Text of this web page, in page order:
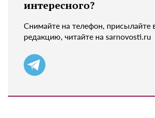
интересного?
Снимайте на телефон, присылайте
редакцию, читайте на sarnovosti.ru